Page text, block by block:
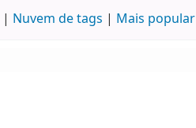
Nuvem de tags Mais popular